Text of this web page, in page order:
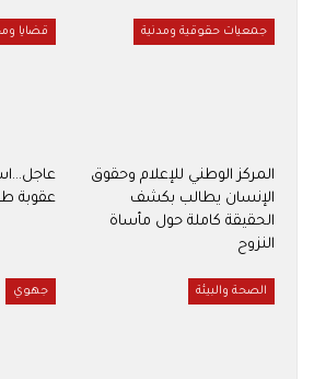
جمعيات حقوقية ومدنية
المركز الوطني للإعلام وحقوق
الإنسان يطالب بكشف
الحقيقة كاملة حول مأساة
النزوح
قضايا
عقوبة
الصحة والبيئة جهوي